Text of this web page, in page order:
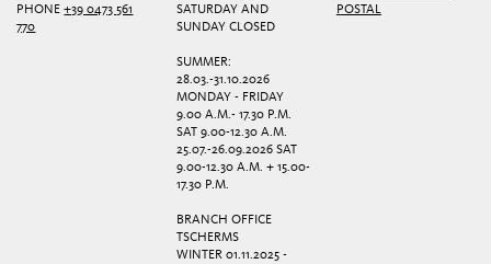
PHONE+39 0473 561
770
SATURDAY AND
SUNDAY CLOSED
SUMMER:
28.03.-31.10.2026
MONDAY - FRIDAY
9.00 A.M.- 17.30 P.M.
SAT 9.00-12.30 A.M.
25.07.-26.09.2026 SAT
9.00-12.30 A.M. + 15.00-
17.30 P.M.
BRANCH OFFICE
TSCHERMS
WINTER 01.11.2025 -
POSTAL